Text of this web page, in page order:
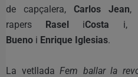
de capçalera,Carlos Jean,
rapers Rasel iCosta i,
Bueno i Enrique Iglesias.
La vetllada Fem ballar la